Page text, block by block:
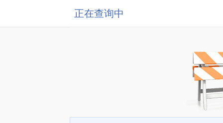
正在查询中